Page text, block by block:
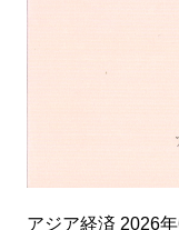
アジア経済 2026